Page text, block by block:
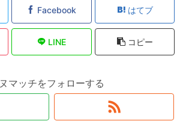
Facebook はてブ
LINE コピー
ヌマッチをフォローする